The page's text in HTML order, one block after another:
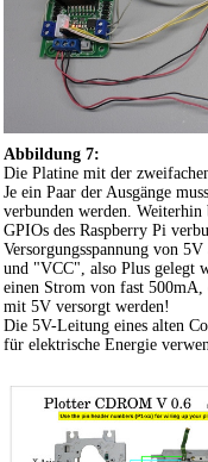
Abbildung 7:
Die Platine mit der
Je ein Paar der Ausgänge
verbunden werden.
GPIOs des Raspberry Pi
Versorgungsspannung von
und "VCC", also Plus gelegt
einen Strom von fast 500mA,
mit 5V versorgt werden!
Die 5V-Leitung eines alten
für elektrische Energie